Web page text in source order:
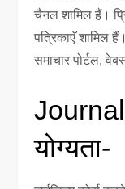
चैनल शामिल हैं।
पत्रिकाएँ शामिल
समाचार पोर्टल,
योग्यता-